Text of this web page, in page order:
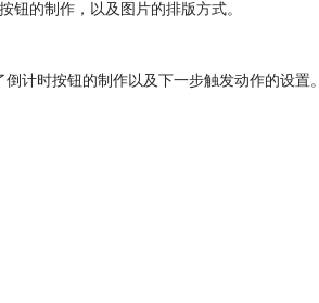
钮的制作，以及图片的排版方式。
计时按钮的制作以及下一步触发动作的设置。